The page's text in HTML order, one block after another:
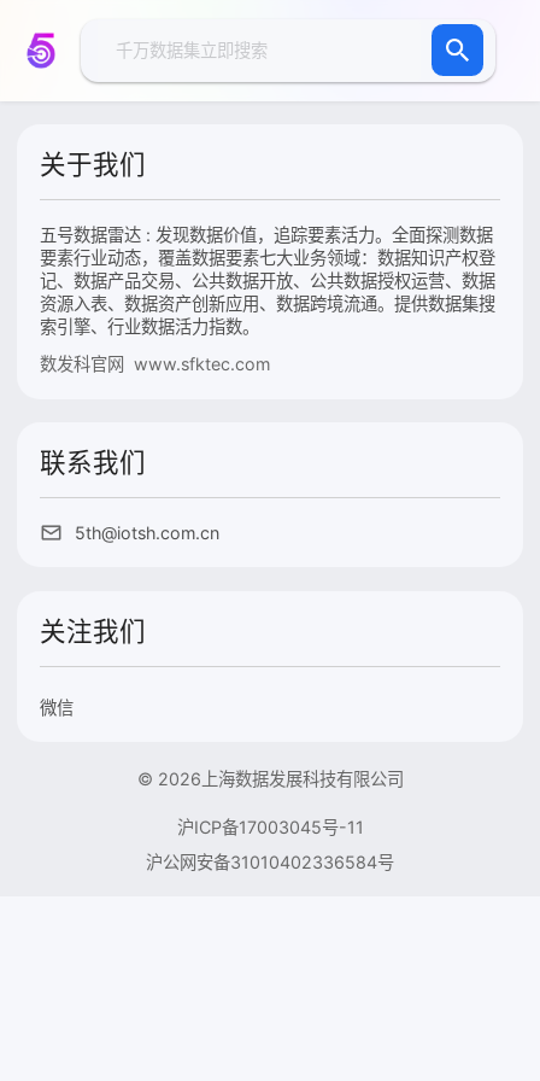
关于我们
五号数据雷达 : 发现数据价值，追踪要素活力。全面探测数据
要素行业动态，覆盖数据要素七大业务领域：数据知识产权登
记、数据产品交易、公共数据开放、公共数据授权运营、数据
资源入表、数据资产创新应用、数据跨境流通。提供数据集搜
索引擎、行业数据活力指数。
数发科官网 www.sfktec.com
联系我们
5th@iotsh.com.cn
关注我们
微信
© 2026上海数据发展科技有限公司
沪ICP备17003045号-11
沪公网安备31010402336584号